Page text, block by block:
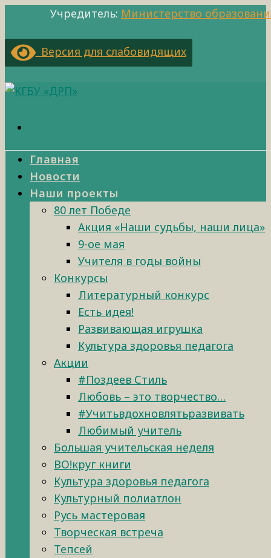
Учредитель: Министерство
Версия для слабовидящих
Главная
Новости
Наши проекты
80 лет Победе
Акция «Наши судьбы, наши лица»
9-ое мая
Учителя в годы войны
Конкурсы
Литературный конкурс
Есть идея!
Развивающая игрушка
Культура здоровья педагога
Акции
#Поздеев Стиль
Любовь – это творчество…
#Учитьвдохновлятьразвивать
Любимый учитель
Большая учительская неделя
ВО!круг книги
Культура здоровья педагога
Культурный полиатлон
Русь мастеровая
Творческая встреча
Тепсей